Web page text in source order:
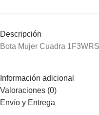
Descripción
Bota Mujer Cuadra
Información adicional
Valoraciones (0)
Envío y Entrega